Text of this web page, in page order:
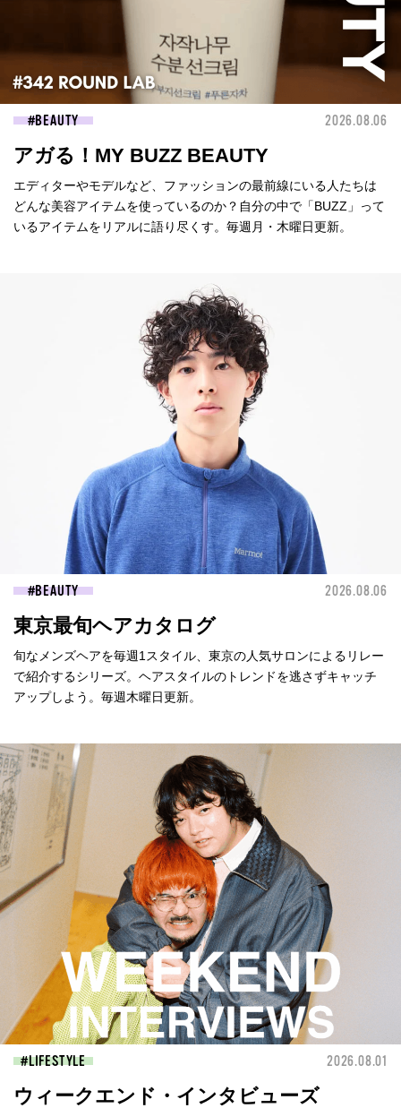
BEAUTY 2026.08.06
アガる！MY BUZZ BEAUTY
エディターやモデルなど、ファッションの最前線にいる人たちは
どんな美容アイテムを使っているのか？自分の中で「BUZZ」って
いるアイテムをリアルに語り尽くす。毎週月・木曜日更新。
BEAUTY 2026.08.06
東京最旬ヘアカタログ
旬なメンズヘアを毎週1スタイル、東京の人気サロンによるリレー
で紹介するシリーズ。ヘアスタイルのトレンドを逃さずキャッチ
アップしよう。毎週木曜日更新。
LIFESTYLE 2026.08.01
ウィークエンド・インタビューズ